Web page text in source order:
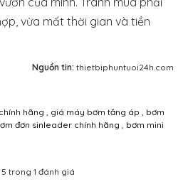
vừa mất thời gian và tiền
Nguồn tin: thietbiphuntuoi24h.com
hãng giá máy bơm tăng áp
bơm
đơn sinleader chính hãng
bơm mini
trong 1 đánh giá